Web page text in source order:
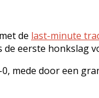
de last-minute
eerste honkslag
mede door een